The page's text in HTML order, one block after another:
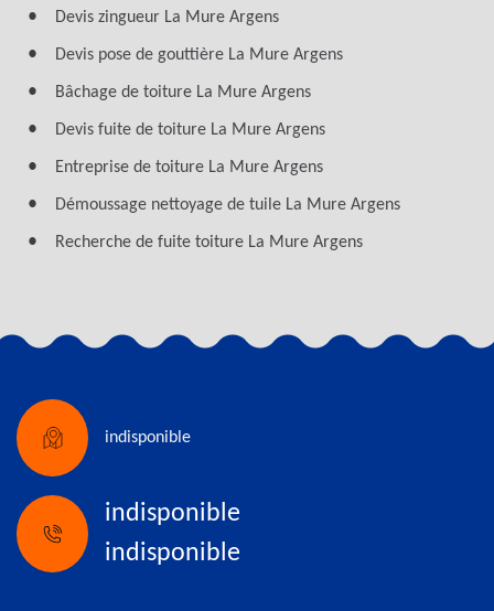
Devis zingueur La Mure Argens
Devis pose de gouttière La Mure Argens
Bâchage de toiture La Mure Argens
Devis fuite de toiture La Mure Argens
Entreprise de toiture La Mure Argens
Démoussage nettoyage de tuile La Mure Argens
Recherche de fuite toiture La Mure Argens
indisponible
indisponible
indisponible